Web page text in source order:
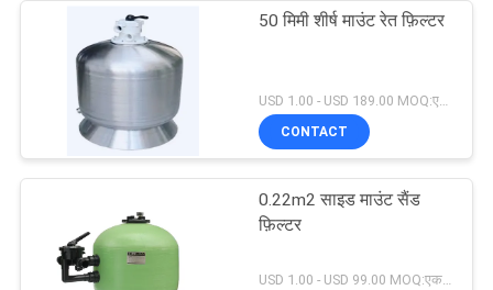
50 मिमी शीर्ष माउंट रेत फ़िल्टर
USD 1.00 - USD 189.00 MOQ:एक सेट
CONTACT
0.22m2 साइड माउंट सैंड
फ़िल्टर
USD 1.00 - USD 99.00 MOQ:एक सेट